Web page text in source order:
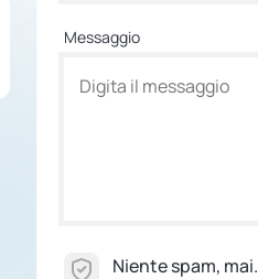
Messaggio
Niente spam, mai.